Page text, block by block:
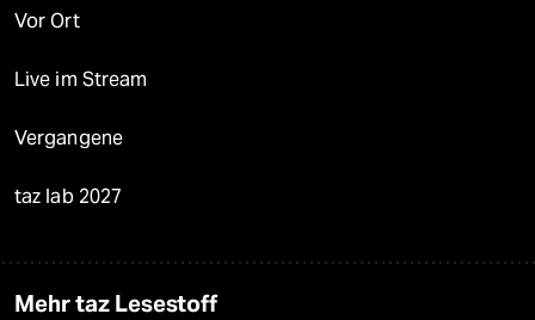
Vor Ort
Live im Stream
Vergangene
taz lab 2027
Mehr taz Lesestoff